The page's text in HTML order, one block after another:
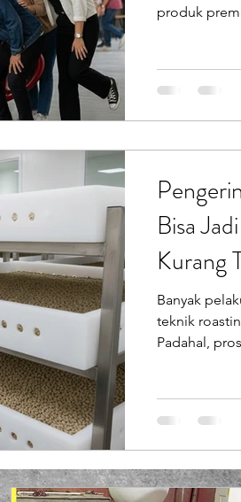
Tangki Panel Fiberglass
produk
dilupakan. Di
penting
sekadar
Bisa
Kurang
Banyak
teknik
Padahal,
penting
Masalah